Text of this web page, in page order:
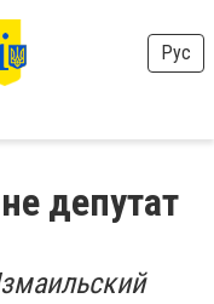
Рус
депутат